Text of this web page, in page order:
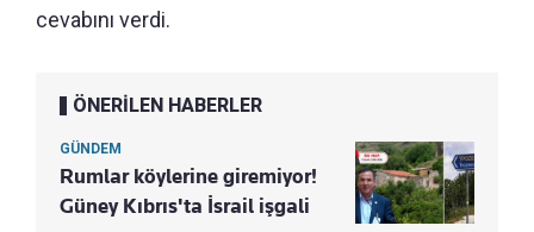
cevabını verdi.
ÖNERİLEN HABERLER
GÜNDEM
Rumlar köylerine giremiyor!
Güney Kıbrıs'ta İsrail işgali